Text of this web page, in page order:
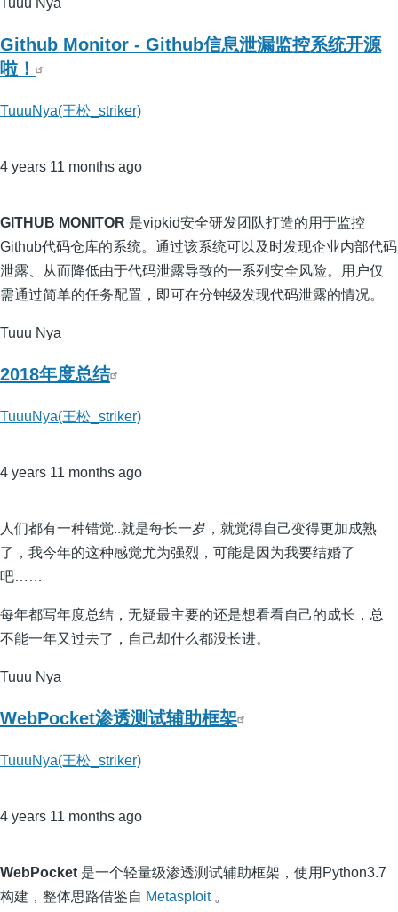
Tuuu Nya
Github Monitor - Github信息泄漏监控系统开源
啦！
TuuuNya(王松_striker)
4 years 11 months ago
GITHUB MONITOR 是vipkid安全研发团队打造的用于监控
Github代码仓库的系统。通过该系统可以及时发现企业内部代码
泄露、从而降低由于代码泄露导致的一系列安全风险。用户仅
需通过简单的任务配置，即可在分钟级发现代码泄露的情况。
Tuuu Nya
2018年度总结
TuuuNya(王松_striker)
4 years 11 months ago
人们都有一种错觉..就是每长一岁，就觉得自己变得更加成熟
了，我今年的这种感觉尤为强烈，可能是因为我要结婚了
吧……
每年都写年度总结，无疑最主要的还是想看看自己的成长，总
不能一年又过去了，自己却什么都没长进。
Tuuu Nya
WebPocket渗透测试辅助框架
TuuuNya(王松_striker)
4 years 11 months ago
WebPocket 是一个轻量级渗透测试辅助框架，使用Python3.7
构建，整体思路借鉴自 Metasploit。